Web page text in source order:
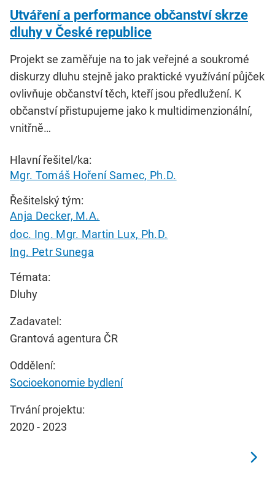
Utváření a performance občanství skrze
dluhy v České republice
Projekt se zaměřuje na to jak veřejné a soukromé
diskurzy dluhu stejně jako praktické využívání půjček
ovlivňuje občanství těch, kteří jsou předlužení. K
občanství přistupujeme jako k multidimenzionální,
vnitřně…
Hlavní řešitel/ka:
Mgr. Tomáš Hoření Samec, Ph.D.
Řešitelský tým:
Anja Decker, M.A.
doc. Ing. Mgr. Martin Lux, Ph.D.
Ing. Petr Sunega
Témata:
Dluhy
Zadavatel:
Grantová agentura ČR
Oddělení:
Socioekonomie bydlení
Trvání projektu:
2020 - 2023